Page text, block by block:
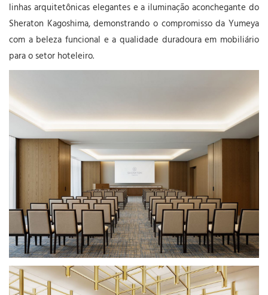
linhas arquitetônicas elegantes e a iluminação aconchegante do
Sheraton Kagoshima, demonstrando o compromisso da Yumeya
com a beleza funcional e a qualidade duradoura em mobiliário
para o setor hoteleiro.